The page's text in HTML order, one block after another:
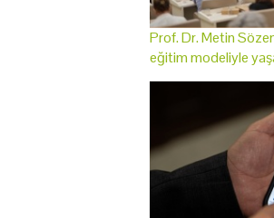
Prof. Dr. Metin
eğitim modeliyle